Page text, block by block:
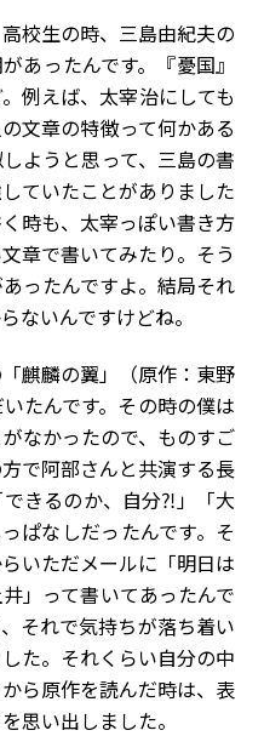
校生の時、三島由紀夫の
あったんです。『憂国』
例えば、太宰治にしても
文章の特徴って何かある
ようと思って、三島の書
ていたことがありました
時も、太宰っぽい書き方
章で書いてみたり。そう
ったんですよ。結局それ
ないんですけどね。
麒麟の翼」（原作：東野
たんです。その時の僕は
なかったので、ものすご
で阿部さんと共演する長
きるのか、自分⁈」「大
ぱなしだったんです。そ
いただメールに「明日は
」って書いてあったんで
それで気持ちが落ち着い
た。それくらい自分の中
ら原作を読んだ時は、表
思い出しました。